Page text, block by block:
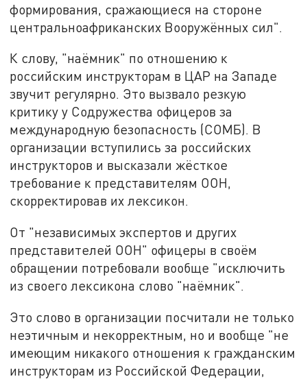
формирования, сражающиеся на стороне
центральноафриканских Вооружённых сил".
К слову, "наёмник" по отношению к
российским инструкторам в ЦАР на Западе
звучит регулярно. Это вызвало резкую
критику у Содружества офицеров за
международную безопасность (СОМБ). В
организации вступились за российских
инструкторов и высказали жёсткое
требование к представителям ООН,
скорректировав их лексикон.
От "независимых экспертов и других
представителей ООН" офицеры в своём
обращении потребовали вообще "исключить
из своего лексикона слово "наёмник".
Это слово в организации посчитали не только
неэтичным и некорректным, но и вообще "не
имеющим никакого отношения к гражданским
инструкторам из Российской Федерации,